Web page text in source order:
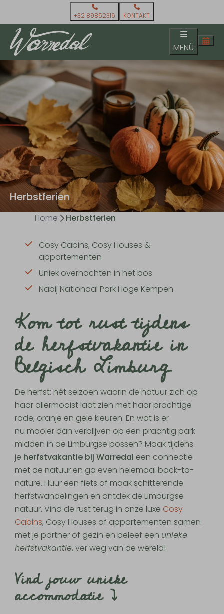
+32 89852316 KONTAKT
MENÜ
Herbstferien
Home Herbstferien
Cosy Cabins, Cosy Houses &
appartementen
Uniek overnachten in het bos
Nabij Nationaal Park Hoge Kempen
Kom tot rust tijdens
de herfstvakantie in
Belgisch Limburg
De herfst: hét seizoen waarin de natuur zich op
haar allermooist laat zien met haar prachtige
rode, oranje en gele kleuren. En wat is er
nu mooier dan verblijven op een prachtig park
midden in de Limburgse bossen? Maak tijdens
je herfstvakantie bij Warredal een connectie
met de natuur en ga even helemaal back-to-
nature. Huur een fiets of maak schitterende
herfstwandelingen en ontdek de Limburgse
natuur. Vind de rust terug in onze luxe Cosy
Cabins, Cosy Houses of appartementen samen
met je partner of gezin en beleef een unieke
herfstvakantie, ver weg van de wereld!
Vind jouw unieke
accommodatie ⤵